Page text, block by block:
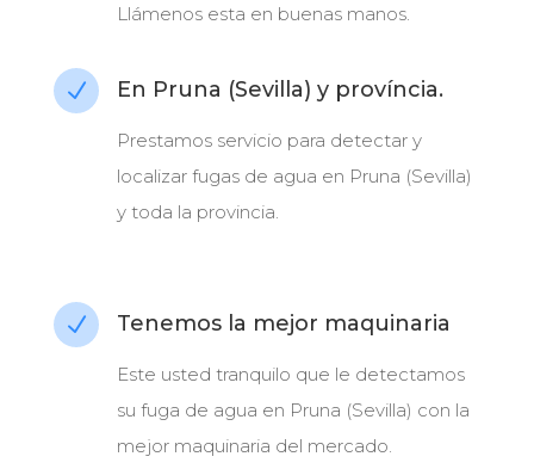
Llámenos esta en buenas manos.
N En Pruna (Sevilla) y província.
Prestamos servicio para detectar y
localizar fugas de agua en Pruna (Sevilla)
y toda la provincia.
N Tenemos la mejor maquinaria
Este usted tranquilo que le detectamos
su fuga de agua en Pruna (Sevilla) con la
mejor maquinaria del mercado.